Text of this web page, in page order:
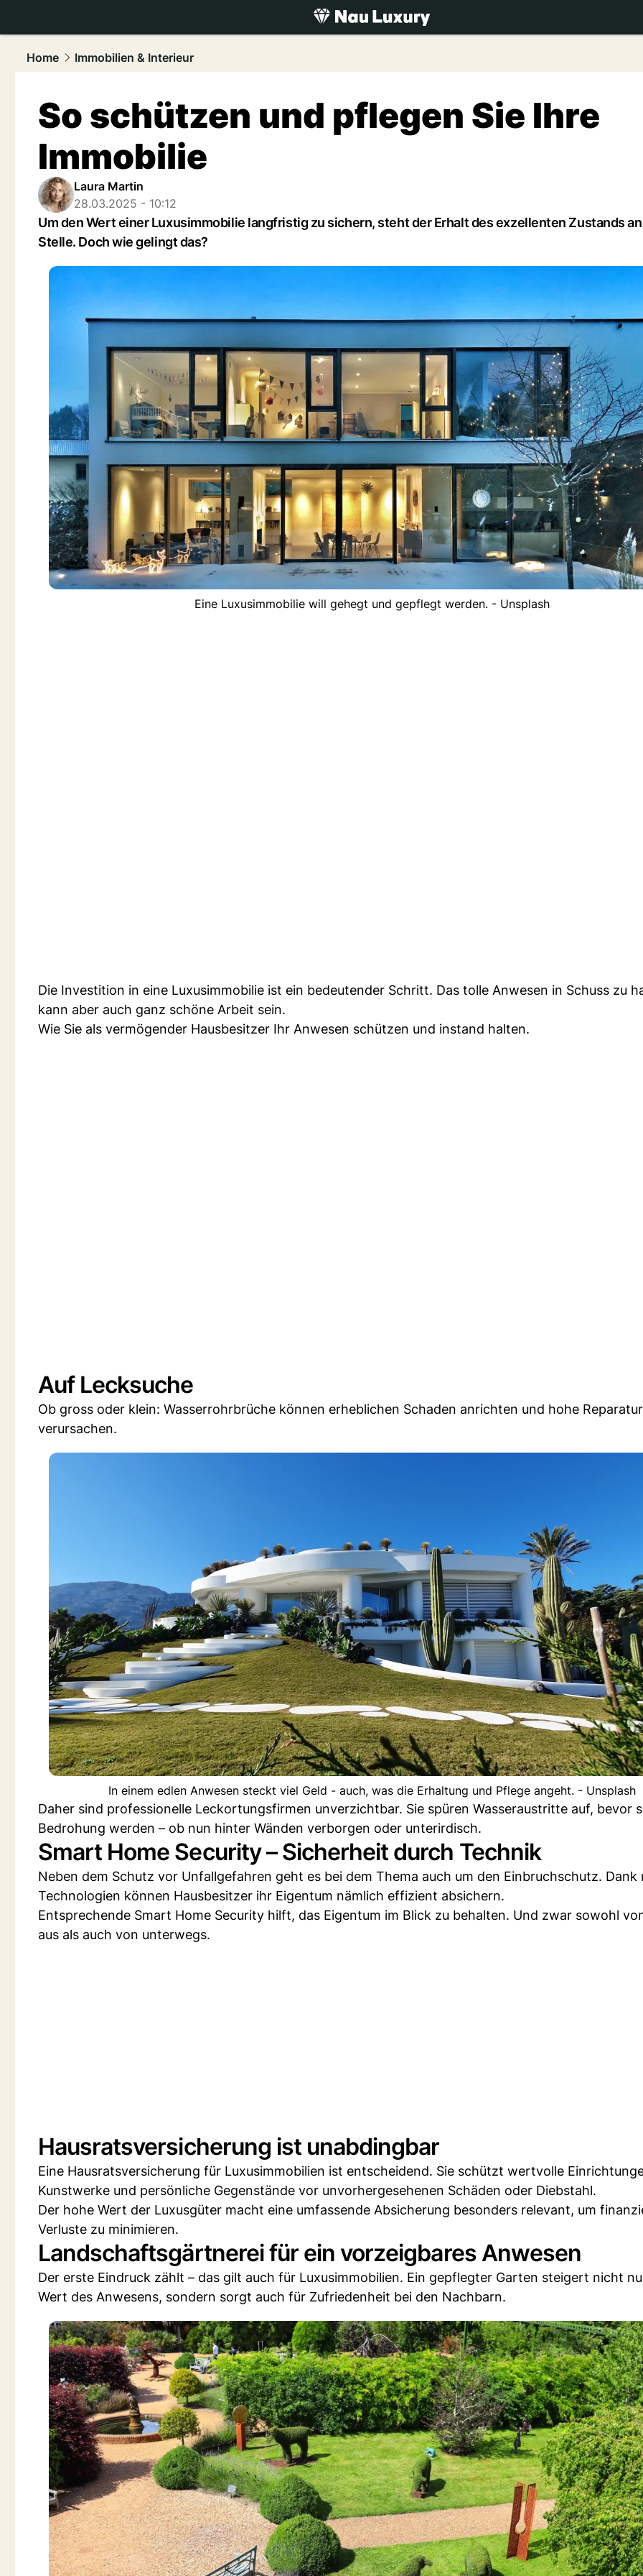
luxury.NAU.ch
Home
Immobilien & Interieur
So schützen und pflegen Sie Ihre
Immobilie
Laura Martin
28.03.2025 - 10:12
Um den Wert einer Luxusimmobilie langfristig zu sichern, steht der Erhalt des exzellenten Zustands
Stelle. Doch wie gelingt das?
Eine Luxusimmobilie will gehegt und gepflegt werden. - Unsplash
Die Investition in eine Luxusimmobilie ist ein bedeutender Schritt. Das tolle Anwesen in Schuss zu
kann aber auch ganz schöne Arbeit sein.
Wie Sie als vermögender Hausbesitzer Ihr Anwesen schützen und instand halten.
Auf Lecksuche
Ob gross oder klein: Wasserrohrbrüche können erheblichen Schaden anrichten und hohe
verursachen.
In einem edlen Anwesen steckt viel Geld - auch, was die Erhaltung und Pflege angeht. - Unsplash
Daher sind professionelle Leckortungsfirmen unverzichtbar. Sie spüren Wasseraustritte auf, bevor
Bedrohung werden – ob nun hinter Wänden verborgen oder unterirdisch.
Smart Home Security – Sicherheit durch Technik
Neben dem Schutz vor Unfallgefahren geht es bei dem Thema auch um den Einbruchschutz. Dank
Technologien können Hausbesitzer ihr Eigentum nämlich effizient absichern.
Entsprechende Smart Home Security hilft, das Eigentum im Blick zu behalten. Und zwar sowohl
aus als auch von unterwegs.
Hausratsversicherung ist unabdingbar
Eine Hausratsversicherung für Luxusimmobilien ist entscheidend. Sie schützt wertvolle
Kunstwerke und persönliche Gegenstände vor unvorhergesehenen Schäden oder Diebstahl.
Der hohe Wert der Luxusgüter macht eine umfassende Absicherung besonders relevant, um
Verluste zu minimieren.
Landschaftsgärtnerei für ein vorzeigbares Anwesen
Der erste Eindruck zählt – das gilt auch für Luxusimmobilien. Ein gepflegter Garten steigert nicht
Wert des Anwesens, sondern sorgt auch für Zufriedenheit bei den Nachbarn.